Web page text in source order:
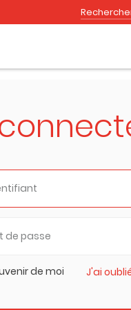
de moi J'ai